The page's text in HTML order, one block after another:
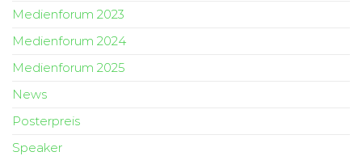
Medienforum 2023
Medienforum 2024
Medienforum 2025
News
Posterpreis
Speaker